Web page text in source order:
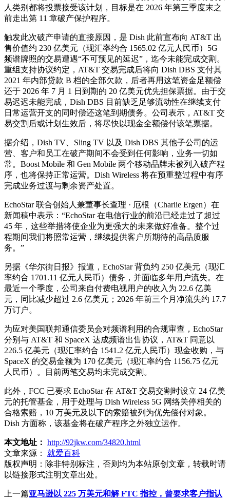
人类别都将投票接受该计划，目标是在 2026 年第三季度末之
前走出第 11 章破产保护程序。
触发此次破产申请的直接原因，是 Dish 此前宣布向 AT&T 出
售价值约 230 亿美元（现汇率约合 1565.02 亿元人民币）5G
频谱牌照的交易遭遇“不可预见的延迟”，迄今未能完成交割。
重组支持协议约定，AT&T 交易完成后将向 Dish DBS 支付其
2021 年内部贷款 B 档的全部欠款，后者再用这笔资金足额偿
还于 2026 年 7 月 1 日到期的 20 亿美元优先担保票据。由于交
易迟迟未能完成，Dish DBS 目前缺乏足够流动性在继续支付
日常运营开支的同时偿还这笔到期债务。公司表示，AT&T 交
易交割后或计划生效后，将尽快以现金全额偿付该笔票据。
据介绍，Dish TV、Sling TV 以及 Dish DBS 其他子公司的运
营、客户和员工在破产期间不会受到任何影响，业务一切如
常。Boost Mobile 和 Gen Mobile 两个移动品牌未被列入破产程
序，也将保持正常运营。Dish Wireless 将在预重整过程中有序
完成业务过渡与剩余资产处置。
EchoStar 联合创始人兼董事长查理 · 厄根（Charlie Ergen）在
新闻稿中表示：“EchoStar 在电信行业的前沿已经走过了超过
45 年，这些举措将使企业为更强大的未来做好准备。整个过
程期间我们将照常运营，继续提供客户所期待的高品质服
务。”
另据《华尔街日报》报道，EchoStar 背负约 250 亿美元（现汇
率约合 1701.11 亿元人民币）债务，并面临多年用户流失。在
最近一个季度，公司来自付费电视用户的收入为 22.6 亿美
元，同比减少超过 2.6 亿美元；2026 年前三个月净流失约 17.7
万订户。
为应对美国联邦通信委员会对频谱利用的合规审查，EchoStar
分别与 AT&T 和 SpaceX 达成频谱出售协议，AT&T 同意以
226.5 亿美元（现汇率约合 1541.2 亿元人民币）现金收购，与
SpaceX 的交易金额为 170 亿美元（现汇率约合 1156.75 亿元
人民币）。目前两笔交易均未完成交割。
此外，FCC 已要求 EchoStar 在 AT&T 交易交割时设立 24 亿美
元的托管基金，用于处理与 Dish Wireless 5G 网络关停相关的
合格索赔，10 万美元及以下的索赔被列为优先偿付对象。
Dish 方面称，该基金将在破产程序之外独立运作。
本文地址： http://92jkw.com/34820.html
文章来源：
就爱百科
版权声明： 除非特别标注，否则均为本站原创文章，转载时请
以链接形式注明文章出处。
上一篇亚马逊以 225 万美元和解 FTC 指控，曾要求客户指认